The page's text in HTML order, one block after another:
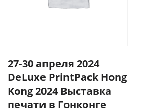
27-30 апреля 2024
DeLuxe PrintPack Hong
Kong 2024 Выставка
печати в Гонконге